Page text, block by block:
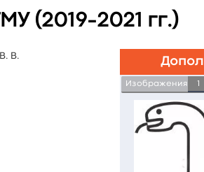
(2019–2021 гг.)
В.
Изображения